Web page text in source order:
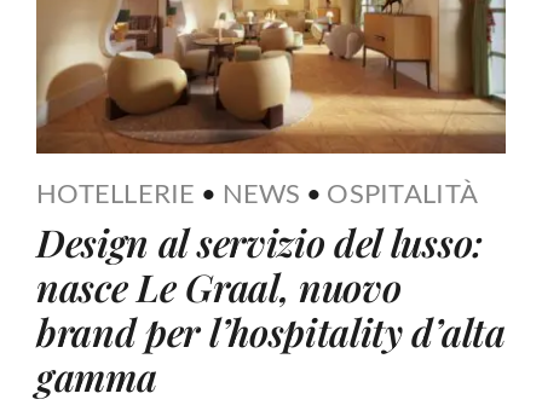
HOTELLERIE • NEWS • OSPITALITÀ
Design al servizio del lusso:
nasce Le Graal, nuovo
brand per l’hospitality d’alta
gamma